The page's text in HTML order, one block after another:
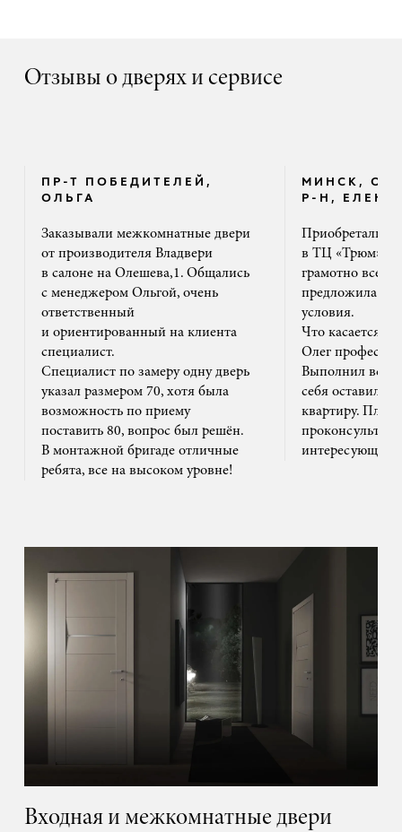
Отзывы о дверях и сервисе
ПР-Т ПОБЕДИТЕЛЕЙ,
ОЛЬГА
Заказывали межкомнатные двери
от производителя Владвери
в салоне на Олешева,1. Общались
с менеджером Ольгой, очень
ответственный
и ориентированный на клиента
специалист.
Специалист по замеру одну дверь
указал размером 70, хотя была
возможность по приему
поставить 80, вопрос был решён.
В монтажной бригаде отличные
ребята, все на высоком уровне!
МИНСК,
Р-Н, ЕЛЕНА
Приобретали
в ТЦ «Трюм».
грамотно все
предложила
условия.
Что касается
Олег
Выполнил все
себя оставил
квартиру. Плюс
интересующим
Входная и межкомнатные двери